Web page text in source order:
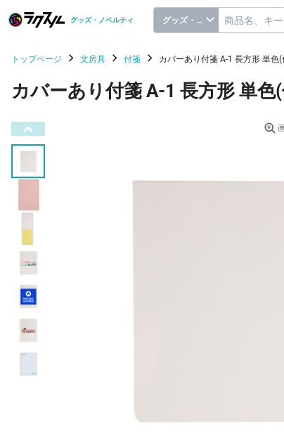
グッズ・ノベルティ グッズ・ノベルティ
トップページ 文房具 付箋 カバーあり付箋 A-1 長方形 単色
カバーあり付箋 A-1 長方形 単色